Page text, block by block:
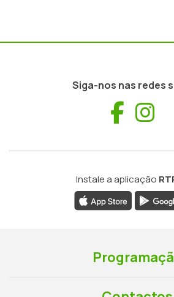
Siga-nos nas redes
Instale a aplicação